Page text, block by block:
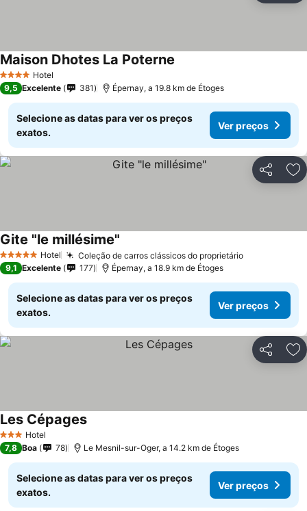
4 EstrelasHotel
Maison Dhotes La Poterne
9,5 Excelente 381 Épernay, a 19.8 km de Étoges
Selecione as datas para ver os preços
exatos.
Ver preços
Partilhar
5 Estrelas Hotel Coleção de carros clássicos do proprietário
Gite "le millésime"
9,1 Excelente 177 Épernay, a 18.9 km de Étoges
Selecione as datas para ver os preços
exatos.
Ver preços
Partilhar
3 EstrelasHotel
Les Cépages
7,8 Boa 78 Le Mesnil-sur-Oger, a 14.2 km de Étoges
Selecione as datas para ver os preços
exatos.
Ver preços